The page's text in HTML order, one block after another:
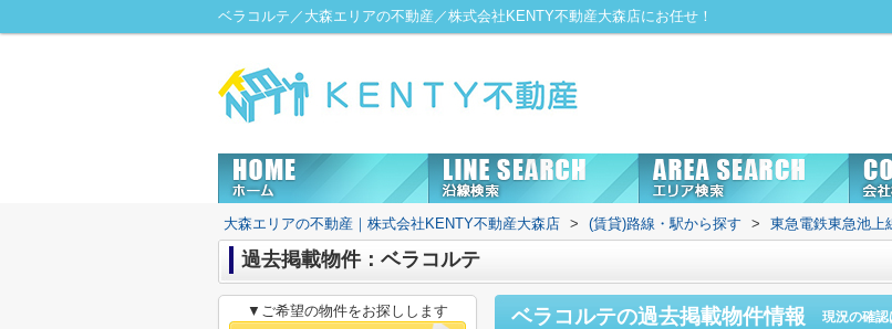
ベラコルテ／大森エリアの不動産／株式会社KENTY不動産大森店にお任せ！
大森エリアの不動産｜株式会社KENTY不動産大森店 > (賃貸)路線・駅から探す > 東急電鉄東急池上
過去掲載物件：ベラコルテ
ベラコルテの過去掲載物件情報 現況の確認
▼ご希望の物件をお探しします